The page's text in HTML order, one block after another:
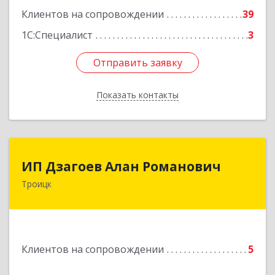
Клиентов на сопровождении
39
1С:Специалист
3
Отправить заявку
Показать контакты
Подробнее
Отправить заявку
Назад
ИП Дзагоев Алан Романович
Троицк
Клиентов на сопровождении 5
Подробнее